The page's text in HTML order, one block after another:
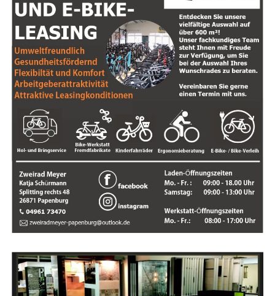
Minis­ter Lies beton­te, dass es sich hier­bei nicht um eine
Pha­se des Zuwar­tens hand­le, son­dern um eine Zeit des
akti­ven Han­delns durch den Staat. „Es ist nicht die Zeit,
in der der Staat nur zuschaut. Es ist die Zeit, in der der
Staat han­delt.“ Er sprach sei­nen Dank an alle aus, die
zum Erfolg die­ses Pro­zes­ses bei­getra­gen haben: „Mein
Dank geht an alle, die dar­an mit­ge­wirkt haben: an die
Mit­ar­bei­te­rin­nen und Mit­ar­bei­ter in den zustän­di­gen
Minis­te­ri­en, an die Kol­le­gin­nen und Kol­le­gen auf der
Werft, an die Geschäfts­füh­rung, an die Fami­lie Mey­er
und nicht zuletzt an alle demo­kra­ti­schen Par­tei­en, die
ohne Wenn und Aber zur MEYER Werft stehen.“
Den­noch ließ Lies auch kei­nen Zwei­fel dar­an, dass noch
Her­aus­for­de­run­gen bevor­ste­hen: „Es liegt auch noch
Plan für die Zukunft ver­stän­digt, der auch har­te Ein­
schnit­te mit sich brin­gen wird. Wir wer­den die­sen sicher
nicht leich­ten Weg nun gemein­sam gehen.“